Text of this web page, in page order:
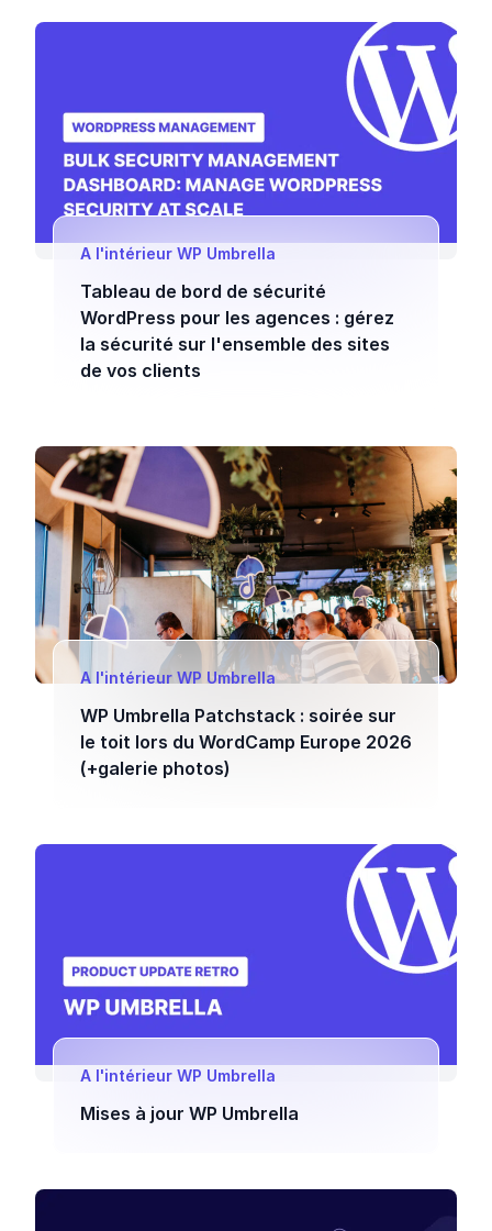
A l'intérieur WP Umbrella
Tableau de bord de sécurité
WordPress pour les agences : gérez
la sécurité sur l'ensemble des sites
de vos clients
A l'intérieur WP Umbrella
WP Umbrella Patchstack : soirée sur
le toit lors du WordCamp Europe 2026
(+galerie photos)
A l'intérieur WP Umbrella
Mises à jour WP Umbrella